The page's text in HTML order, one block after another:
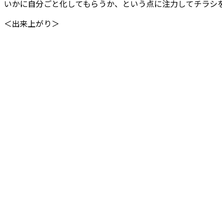
いかに自分ごと化してもらうか、という点に注力してチラシ
＜出来上がり＞